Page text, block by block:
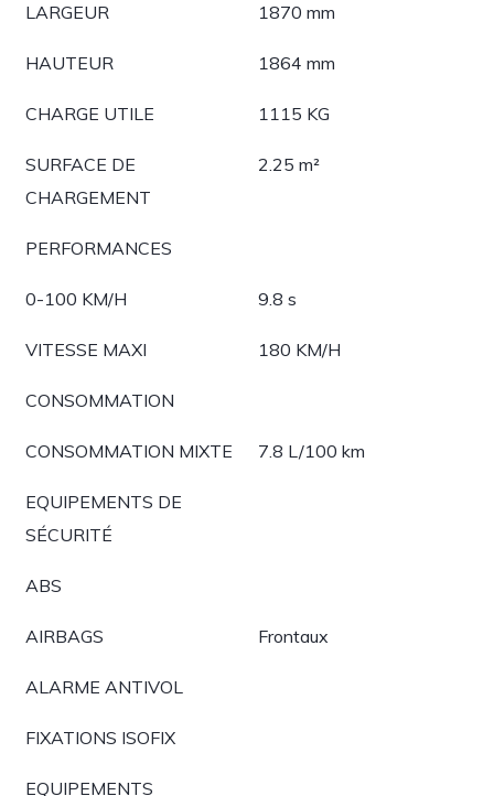
LARGEUR 1870 mm
HAUTEUR 1864 mm
CHARGE UTILE 1115 KG
SURFACE DE
CHARGEMENT
2.25 m²
PERFORMANCES
0-100 KM/H 9.8 s
VITESSE MAXI 180 KM/H
CONSOMMATION
CONSOMMATION MIXTE 7.8 L/100 km
EQUIPEMENTS DE
SÉCURITÉ
ABS
AIRBAGS Frontaux
ALARME ANTIVOL
FIXATIONS ISOFIX
EQUIPEMENTS